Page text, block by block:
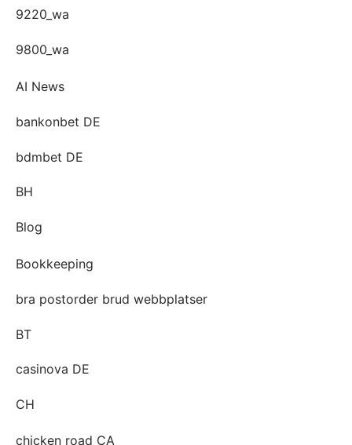
9220_wa
9800_wa
AI News
bankonbet DE
bdmbet DE
BH
Blog
Bookkeeping
bra postorder brud webbplatser
BT
casinova DE
CH
chicken road CA